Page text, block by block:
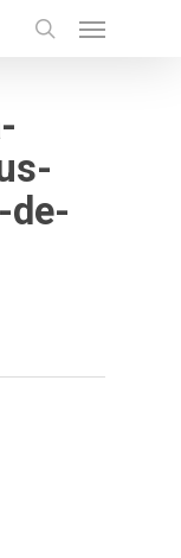
de-